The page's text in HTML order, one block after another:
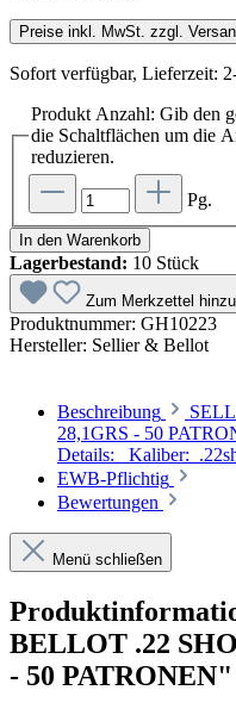
Preise inkl. MwSt. zzgl.
Sofort verfügbar, Lieferzeit:
Produkt Anzahl: Gib den
die Schaltflächen um die
reduzieren.
Pg.
In den Warenkorb
Lagerbestand: 10 Stück
Zum Merkzettel
Produktnummer: GH10223
Hersteller: Sellier & Bellot
Beschreibung
28,1GRS - 50
Details: Kaliber:
EWB-Pflichtig
Bewertungen
Menü schließen
BELLOT .22
- 50 PATRONEN"